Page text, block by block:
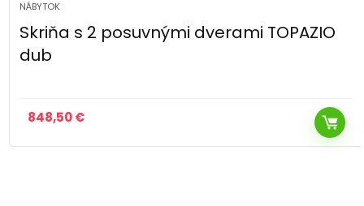
NÁBYTOK
Skriňa s 2 posuvnými dverami TOPAZIO
dub
848,50€